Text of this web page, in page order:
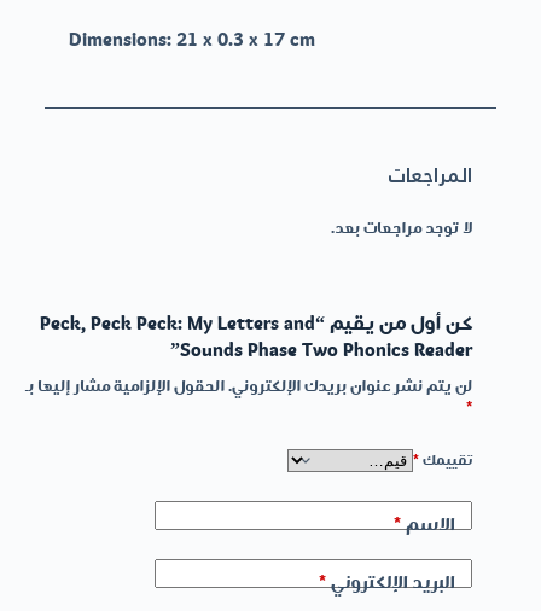
Dimensions:21 x 0.3 x 17 cm
المراجعات
لا توجد مراجعات بعد.
كن أول من يقيم “Peck, Peck Peck: My Letters and
Sounds Phase Two Phonics Reader”
لن يتم نشر عنوان بريدك الإلكتروني.الحقول الإلزامية مشار إليها بـ
*
تقييمك*
الاسم*
البريد الإلكتروني*